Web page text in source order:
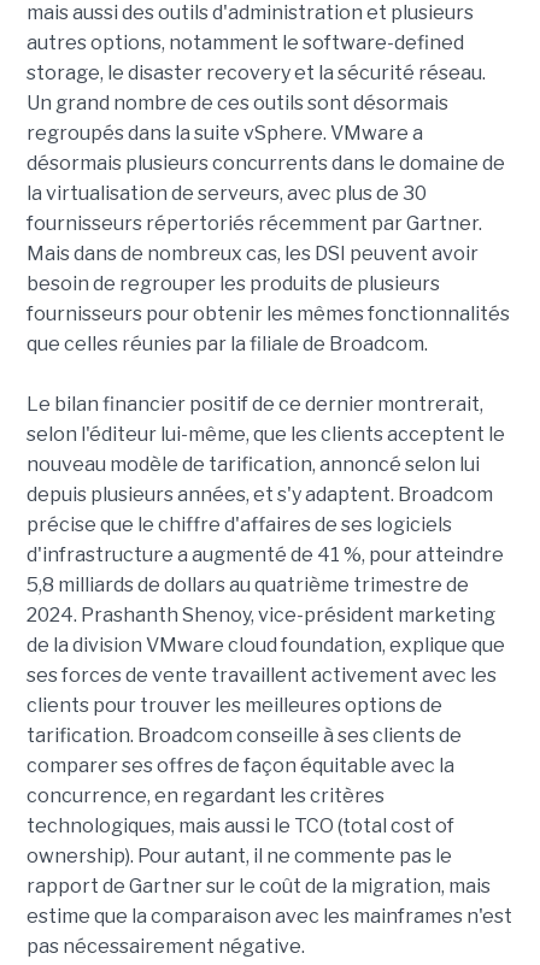
mais aussi des outils d'administration et plusieurs
autres options, notamment le software-defined
storage, le disaster recovery et la sécurité réseau.
Un grand nombre de ces outils sont désormais
regroupés dans la suite vSphere. VMware a
désormais plusieurs concurrents dans le domaine de
la virtualisation de serveurs, avec plus de 30
fournisseurs répertoriés récemment par Gartner.
Mais dans de nombreux cas, les DSI peuvent avoir
besoin de regrouper les produits de plusieurs
fournisseurs pour obtenir les mêmes fonctionnalités
que celles réunies par la filiale de Broadcom.
Le bilan financier positif de ce dernier montrerait,
selon l'éditeur lui-même, que les clients acceptent le
nouveau modèle de tarification, annoncé selon lui
depuis plusieurs années, et s'y adaptent. Broadcom
précise que le chiffre d'affaires de ses logiciels
d'infrastructure a augmenté de 41 %, pour atteindre
5,8 milliards de dollars au quatrième trimestre de
2024. Prashanth Shenoy, vice-président marketing
de la division VMware cloud foundation, explique que
ses forces de vente travaillent activement avec les
clients pour trouver les meilleures options de
tarification. Broadcom conseille à ses clients de
comparer ses offres de façon équitable avec la
concurrence, en regardant les critères
technologiques, mais aussi le TCO (total cost of
ownership). Pour autant, il ne commente pas le
rapport de Gartner sur le coût de la migration, mais
estime que la comparaison avec les mainframes n'est
pas nécessairement négative.